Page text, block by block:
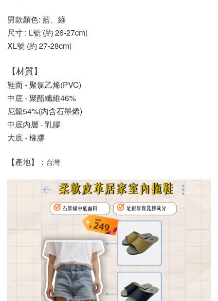
男款顏色: 藍、綠
尺寸 : L號 (約 26-27cm)
XL號 (約 27-28cm)
【材質】
鞋面 - 聚氯乙烯(PVC)
中底 - 聚酯纖維46%
尼龍54%(內含石墨烯)
中底內層 - 乳膠
大底 - 橡膠
【產地】： 台灣